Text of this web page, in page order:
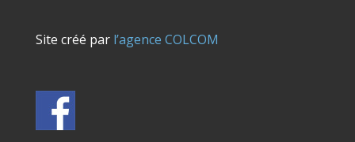
Site créé parl’agence COLCOM